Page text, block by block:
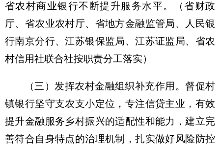
省农村商业银行不断提升服务水平。
（省财政
厅、省农业农村厅、省地方金融监管局、人民银
行南京分行、江苏银保监局、江苏证监局、省农
村信用社联合社按职责分工落实）
（三）发挥农村金融组织补充作用。督促村
镇银行坚守支农支小定位，专注信贷主业，有效
提升金融服务乡村振兴的适配性和能力，建立完
善符合自身特点的治理机制，扎实做好风险防控